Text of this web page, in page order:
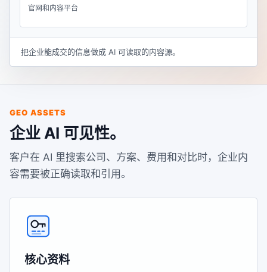
官网和内容平台
把企业能成交的信息做成 AI 可读取的内容源。
GEO ASSETS
企业 AI 可见性。
客户在 AI 里搜索公司、方案、费用和对比时，企业内
容需要被正确读取和引用。
核心资料